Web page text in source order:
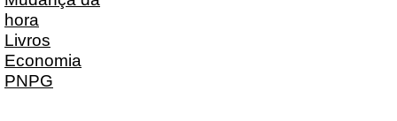
hora
Livros
Economia
PNPG